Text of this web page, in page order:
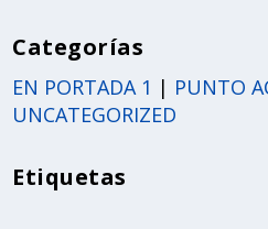
Categorías
EN PORTADA 1 | PUNTO
UNCATEGORIZED
Etiquetas